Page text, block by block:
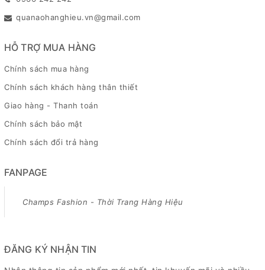
quanaohanghieu.vn@gmail.com
HỖ TRỢ MUA HÀNG
Chính sách mua hàng
Chính sách khách hàng thân thiết
Giao hàng - Thanh toán
Chính sách bảo mật
Chính sách đổi trả hàng
FANPAGE
Champs Fashion - Thời Trang Hàng Hiệu
ĐĂNG KÝ NHẬN TIN